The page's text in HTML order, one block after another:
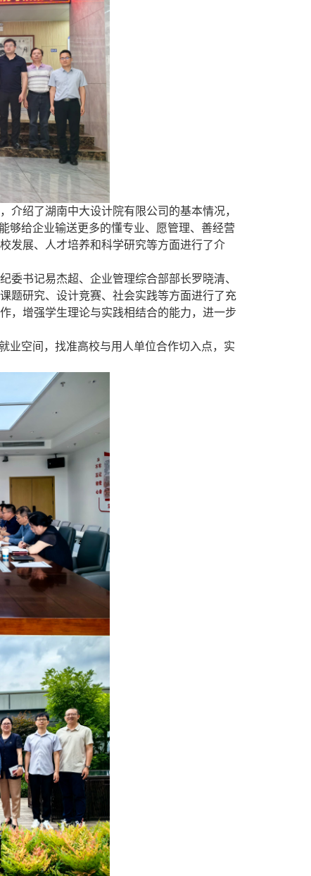
介绍了湖南中大设计院有限公司的基本情况，
够给企业输送更多的懂专业、愿管理、善经营
发展、人才培养和科学研究等方面进行了介
委书记易杰超、企业管理综合部部长罗晓清、
题研究、设计竞赛、社会实践等方面进行了充
，增强学生理论与实践相结合的能力，进一步
业空间，找准高校与用人单位合作切入点，实